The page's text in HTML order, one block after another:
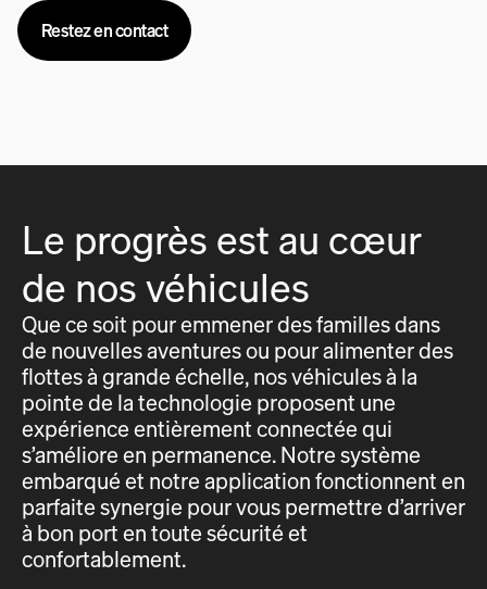
Restez en contact
Le progrès est au cœur
de nos véhicules
Que ce soit pour emmener des familles dans
de nouvelles aventures ou pour alimenter des
flottes à grande échelle, nos véhicules à la
pointe de la technologie proposent une
expérience entièrement connectée qui
s’améliore en permanence. Notre système
embarqué et notre application fonctionnent en
parfaite synergie pour vous permettre d’arriver
à bon port en toute sécurité et
confortablement.